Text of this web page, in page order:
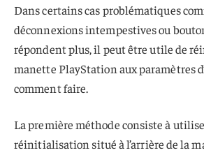
Dans certains cas problématiques
déconnexions intempestives ou
répondent plus, il peut être utile de
manette PlayStation aux paramètres
comment faire.
La première méthode consiste à
réinitialisation situé à l’arrière de la